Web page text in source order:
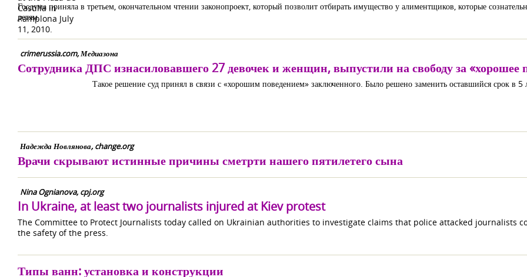
Госдума приняла в третьем, окончательном чтении законопроект, который позволит отбирать имущество у алиментщиков, которые
детям.
crimerussia.com, Медиазона
Сотрудника ДПС изнасиловавшего 27 девочек и женщин, выпустили на свободу за «хорошее
Такое решение суд принял в связи с «хорошим поведением» заключенного. Было решено заменить оставшийся срок в 5
Надежда Новлянова, change.org
Врачи скрывают истинные причины сметрти нашего пятилетего сына
Nina Ognianova, cpj.org
In Ukraine, at least two journalists injured at Kiev protest
The Committee to Protect Journalists today called on Ukrainian authorities to investigate claims that police attacked journalists
the safety of the press.
Типы ванн: установка и конструкции